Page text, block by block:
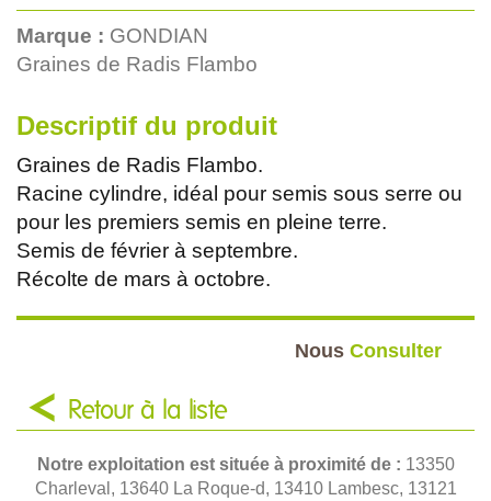
Marque : GONDIAN
Graines de Radis Flambo
Descriptif du produit
Graines de Radis Flambo.
Racine cylindre, idéal pour semis sous serre ou
pour les premiers semis en pleine terre.
Semis de février à septembre.
Récolte de mars à octobre.
Nous Consulter
Retour à la liste
Notre exploitation est située à proximité de : 13350
Charleval, 13640 La Roque-d, 13410 Lambesc, 13121